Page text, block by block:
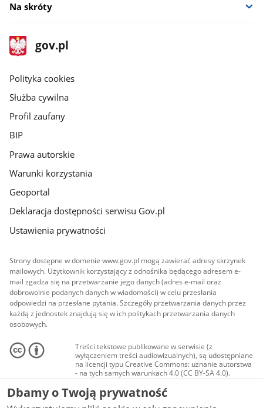
Na skróty
stopka
gov.pl
Strona
gov.pl
gov.pl
Polityka cookies
Służba cywilna
Profil zaufany
BIP
Prawa autorskie
Warunki korzystania
Geoportal
Deklaracja dostępności serwisu Gov.pl
Ustawienia prywatności
Strony dostępne w domenie www.gov.pl mogą zawierać adresy skrzynek
mailowych. Użytkownik korzystający z odnośnika będącego adresem e-
mail zgadza się na przetwarzanie jego danych (adres e-mail oraz
dobrowolnie podanych danych w wiadomości) w celu przesłania
odpowiedzi na przesłane pytania. Szczegóły przetwarzania danych przez
każdą z jednostek znajdują się w ich politykach przetwarzania danych
osobowych.
Treści tekstowe publikowane w serwisie (z
wyłączeniem treści audiowizualnych), są udostępniane
na licencji typu Creative Commons: uznanie autorstwa
- na tych samych warunkach 4.0 (CC BY-SA 4.0).
Materiały audiowizualne, w tym zdjęcia, materiały
audio i wideo, są udostępniane na licencji typu
Creative Commons: uznanie autorstwa użycie
Dbamy o Twoją prywatność